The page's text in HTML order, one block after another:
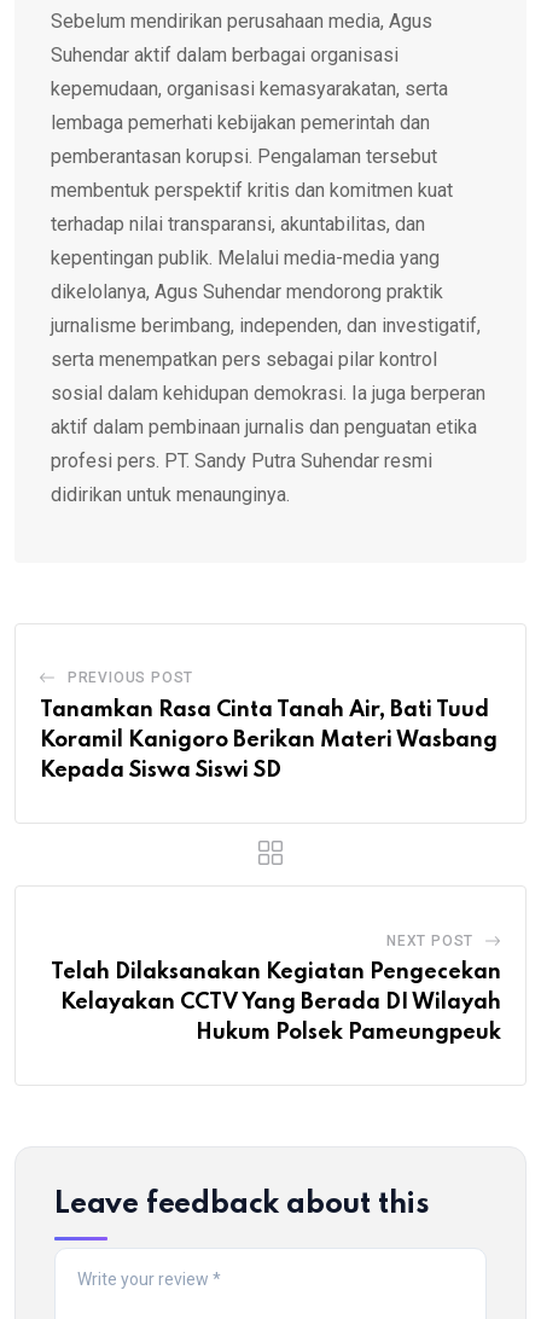
Sebelum mendirikan perusahaan media, Agus
Suhendar aktif dalam berbagai organisasi
kepemudaan, organisasi kemasyarakatan, serta
lembaga pemerhati kebijakan pemerintah dan
pemberantasan korupsi. Pengalaman tersebut
membentuk perspektif kritis dan komitmen kuat
terhadap nilai transparansi, akuntabilitas, dan
kepentingan publik. Melalui media-media yang
dikelolanya, Agus Suhendar mendorong praktik
jurnalisme berimbang, independen, dan investigatif,
serta menempatkan pers sebagai pilar kontrol
sosial dalam kehidupan demokrasi. Ia juga berperan
aktif dalam pembinaan jurnalis dan penguatan etika
profesi pers. PT. Sandy Putra Suhendar resmi
didirikan untuk menaunginya.
PREVIOUS POST
Tanamkan Rasa Cinta Tanah Air, Bati Tuud
Koramil Kanigoro Berikan Materi Wasbang
Kepada Siswa Siswi SD
NEXT POST
Telah Dilaksanakan Kegiatan Pengecekan
Kelayakan CCTV Yang Berada DI Wilayah
Hukum Polsek Pameungpeuk
Leave feedback about this